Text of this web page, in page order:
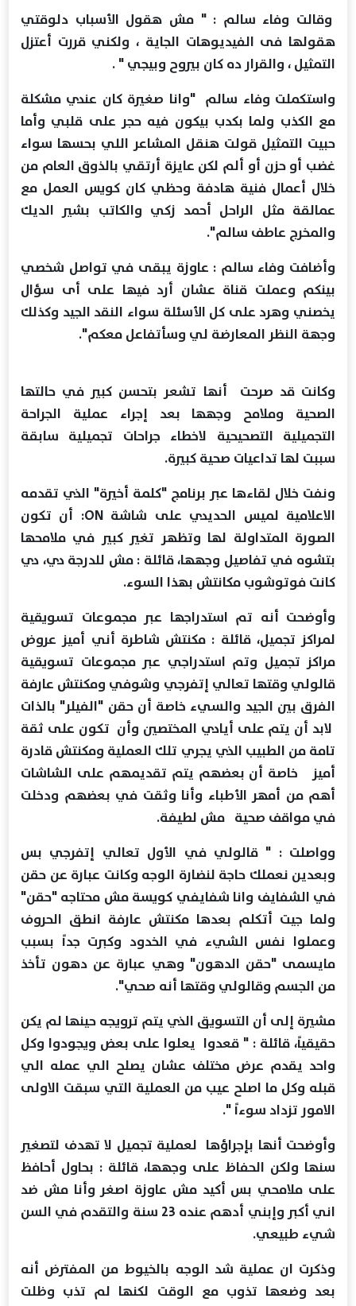
وقالت وفاء سالم : " مش هقول الأسباب دلوقتي
هقولها فى الفيديوهات الجاية ، ولكني قررت أعتزل
التمثيل ، والقرار ده كان بيروح وبيجي " .
واستكملت وفاء سالم "وانا صغيرة كان عندي مشكلة
مع الكذب ولما بكدب بيكون فيه حجر على قلبي وأما
حبيت التمثيل قولت هنقل المشاعر اللي بحسها سواء
غضب أو حزن أو ألم لكن عايزة أرتقي بالذوق العام من
خلال أعمال فنية هادفة وحظي كان كويس العمل مع
عمالقة مثل الراحل أحمد زكي والكاتب بشير الديك
والمخرج عاطف سالم".
وأضافت وفاء سالم : عاوزة يبقى في تواصل شخصي
بينكم وعملت قناة عشان أرد فيها على أى سؤال
يخصني وهرد على كل الأسئلة سواء النقد الجيد وكذلك
وجهة النظر المعارضة لي وسأتفاعل معكم".
وكانت قد صرحت أنها تشعر بتحسن كبير في حالتها
الصحية وملامح وجهها بعد إجراء عملية الجراحة
التجميلية التصحيحية لاخطاء جراحات تجميلية سابقة
سببت لها تداعيات صحية كبيرة.
ونفت خلال لقاءها عبر برنامج "كلمة أخيرة" الذي تقدمه
الاعلامية لميس الحديدي على شاشة ON: أن تكون
الصورة المتداولة لها وتظهر تغير كبير في ملامحها
بتشوه في تفاصيل وجهها، قائلة : مش للدرجة دي، دي
كانت فوتوشوب مكانتش بهذا السوء.
وأوضحت أنه تم استدراجها عبر مجموعات تسويقية
لمراكز تجميل، قائلة : مكنتش شاطرة أني أميز عروض
مراكز تجميل وتم استدراجي عبر مجموعات تسويقية
قالولي وقتها تعالي إتفرجي وشوفي ومكنتش عارفة
الفرق بين الجيد والسيء خاصة أن حقن "الفيلر" بالذات
لابد أن يتم على أيادي المختصين وأن تكون على ثقة
تامة من الطبيب الذي يجري تلك العملية ومكنتش قادرة
أميز خاصة أن بعضهم يتم تقديمهم على الشاشات
أهم من أمهر الأطباء وأنا وثقت في بعضهم ودخلت
في مواقف صحية مش لطيفة.
وواصلت : " قالولي في الأول تعالي إتفرجي بس
وبعدين نعملك حاجة لنضارة الوجه وكانت عبارة عن حقن
في الشفايف وانا شفايفي كويسة مش محتاجه "حقن"
ولما جيت أتكلم بعدها مكنتش عارفة انطق الحروف
وعملوا نفس الشيء في الخدود وكبرت جداً بسبب
مايسمى "حقن الدهون" وهي عبارة عن دهون تأخذ
من الجسم وقالولي وقتها أنه صحي".
مشيرة إلى أن التسويق الذي يتم ترويجه حينها لم يكن
حقيقياً، قائلة : " قعدوا يعلوا على بعض ويجودوا وكل
واحد يقدم عرض مختلف عشان يصلح الي عمله الي
قبله وكل ما اصلح عيب من العملية التي سبقت الاولى
الامور تزداد سوءاً ".
وأوضحت أنها بإجراؤها لعملية تجميل لا تهدف لتصغير
سنها ولكن الحفاظ على وجهها، قائلة : بحاول أحافظ
على ملامحي بس أكيد مش عاوزة اصغر وأنا مش ضد
اني أكبر وإبني أدهم عنده 23 سنة والتقدم في السن
شيء طبيعي.
وذكرت ان عملية شد الوجه بالخيوط من المفترض أنه
بعد وضعها تذوب مع الوقت لكنها لم تذب وظلت